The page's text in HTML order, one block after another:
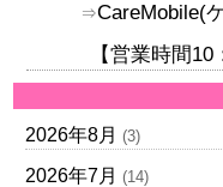
⇒CareMobile(
【営業時間10
2026年8月 (3)
2026年7月 (14)